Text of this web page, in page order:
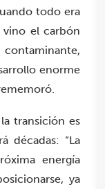
todo era
vino el carbón
enorme
transición es
décadas: “La
energía
ya